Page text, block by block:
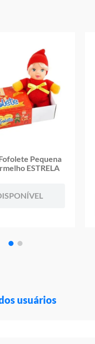
Pequena
ESTRELA
usuários